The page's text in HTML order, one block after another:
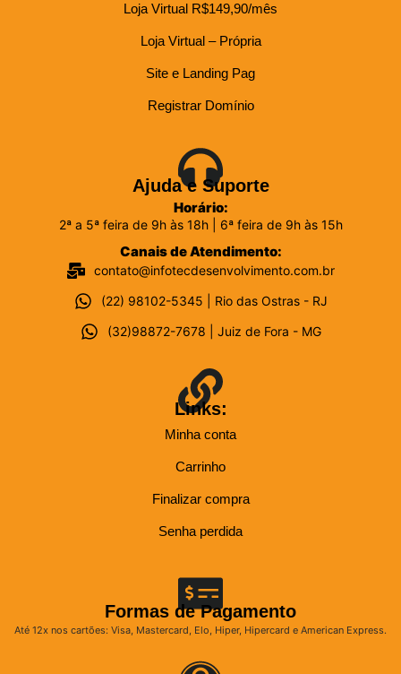
Loja Virtual R$149,90/mês
Loja Virtual – Própria
Site e Landing Pag
Registrar Domínio
Ajuda e Suporte
Horário:
2ª a 5ª feira de 9h às 18h | 6ª feira de 9h às 15h
Canais de Atendimento:
contato@infotecdesenvolvimento.com.br
(22) 98102-5345 | Rio das Ostras - RJ
(32)98872-7678 | Juiz de Fora - MG
Links:
Minha conta
Carrinho
Finalizar compra
Senha perdida
Formas de Pagamento
Até 12x nos cartões: Visa, Mastercard, Elo, Hiper, Hipercard e American Express.